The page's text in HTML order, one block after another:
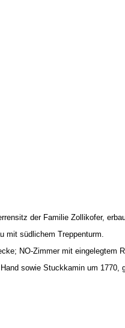
der Familie Zollikofer,
mit südlichem Treppenturm.
NO-Zimmer mit
sowie Stuckkamin um